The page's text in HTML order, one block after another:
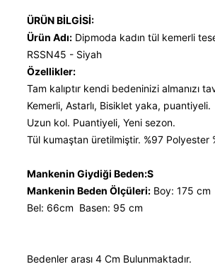
ÜRÜN BİLGİSİ:
Ürün Adı: Dipmoda kadın tül kemerli
RSSN45 - Siyah
Özellikler:
Tam kalıptır kendi bedeninizi almanızı
Kemerli, Astarlı, Bisiklet yaka, puantiyeli.
Uzun kol. Puantiyeli, Yeni sezon.
Tül kumaştan üretilmiştir. %97 Polyester
Mankenin Giydiği Beden:S
Mankenin Beden Ölçüleri: Boy: 175
Bel: 66cm Basen: 95 cm
Bedenler arası 4 Cm Bulunmaktadır.